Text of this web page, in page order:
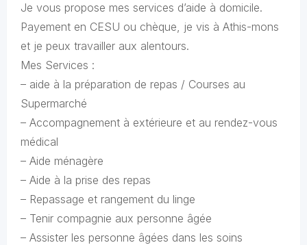
Je vous propose mes services d’aide à domicile.
Payement en CESU ou chèque, je vis à Athis-mons
et je peux travailler aux alentours.
Mes Services :
– aide à la préparation de repas / Courses au
Supermarché
– Accompagnement à extérieure et au rendez-vous
médical
– Aide ménagère
– Aide à la prise des repas
– Repassage et rangement du linge
– Tenir compagnie aux personne âgée
– Assister les personne âgées dans les soins